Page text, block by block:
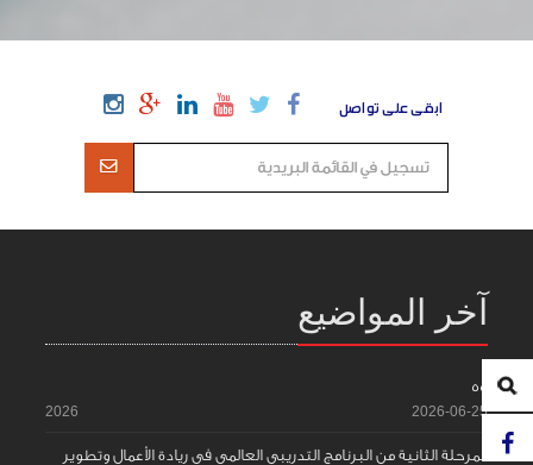
ابقى على تواصل
آخر المواضيع
55
2026-06-25
2026
المرحلة الثانية من البرنامج التدريبي العالمي في ريادة الأعمال وتطوير